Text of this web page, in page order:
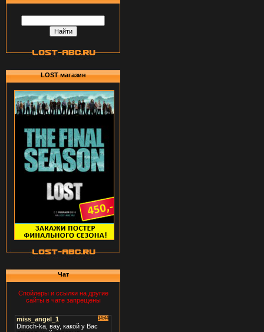
LOST магазин
Чат
Спойлеры и ссылки на другие
сайты в чате запрещены